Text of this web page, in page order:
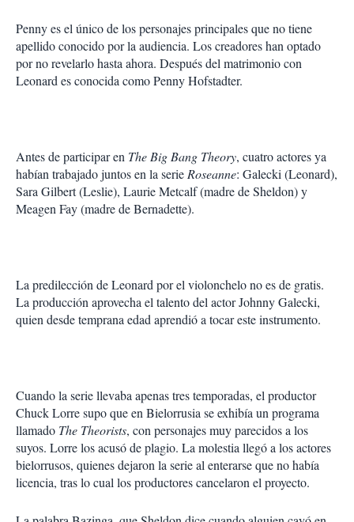
Penny es el único de los personajes prin­cipales que no tiene
apellido conocido por la audiencia. Los creadores han optado
por no revelarlo hasta ahora. Después del matrimonio con
Leonard es conocida como Penny Hofstadter.
Antes de participar en The Big Bang Theory, cuatro actores ya
habían trabajado juntos en la serieRoseanne: Galecki (Leon­ard),
Sara Gilbert (Leslie), Laurie Metcalf (madre de Sheldon) y
Meagen Fay (madre de Berna­dette).
La predilección de Leonard por el violonchelo no es de gratis.
La producción aprovecha el talento del actor Johnny Galecki,
quien desde temprana edad aprendió a tocar este instrumento.
Cuando la serie llevaba apenas tres tempo­radas, el productor
Chuck Lorre supo que en Bielorrusia se exhibía un programa
llamado The Theorists, con personajes muy parecidos a los
suyos. Lorre los acusó de plagio. La molestia llegó a los actores
bielorru­sos, quienes dejaron la serie al enterarse que no había
licencia, tras lo cual los productores cancelaron el proyecto.